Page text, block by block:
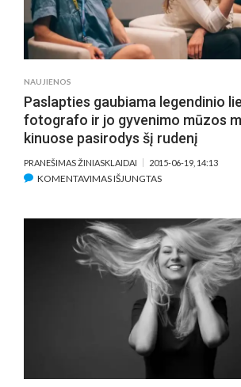
TARPTAUTINIO
JEREVANO
KINO
FESTIVALIO
NAUJIENOS
Paslapties gaubiama legendinio
fotografo ir jo gyvenimo mūzos
kinuose pasirodys šį rudenį
PRANEŠIMAS ŽINIASKLAIDAI 2015-06-19, 14:13
KOMENTAVIMAS IŠJUNGTASĮRAŠE
LEGENDINIO
LIETUVIŲ
FOTOGRAFO
IR
JO
GYVENIMO
MŪZOS
MEILĖS
KINUOSE